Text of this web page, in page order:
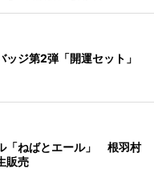
ジ第2弾「開運セット」
「ねばとエール」 根羽村
販売